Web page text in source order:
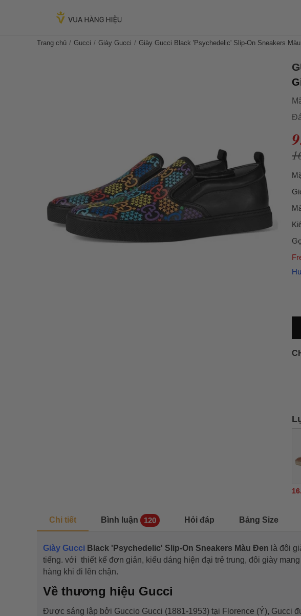
Trang chủ Gucci Giày Gucci Giày Gucci Black 'Psychedelic' Slip-On Sneakers
Chi tiết Bình luận 120 Hỏi đáp Bảng Size
Giày Gucci Black 'Psychedelic' Slip-On Sneakers Màu Đen là đôi
tiếng. với thiết kế đơn giản, kiểu dáng hiện đại trẻ trung, đôi giày
hàng khi đi lên chận.
Về thương hiệu Gucci
Được sáng lập bởi Guccio Gucci (1881-1953) tại Florence (Ý), Gucci